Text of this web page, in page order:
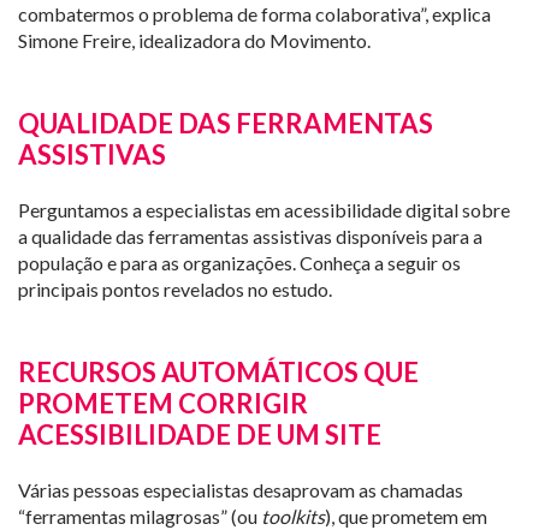
combatermos o problema de forma colaborativa”, explica
Simone Freire, idealizadora do Movimento.
QUALIDADE DAS FERRAMENTAS
ASSISTIVAS
Perguntamos a especialistas em acessibilidade digital sobre
a qualidade das ferramentas assistivas disponíveis para a
população e para as organizações. Conheça a seguir os
principais pontos revelados no estudo.
RECURSOS AUTOMÁTICOS QUE
PROMETEM CORRIGIR
ACESSIBILIDADE DE UM SITE
Várias pessoas especialistas desaprovam as chamadas
“ferramentas milagrosas” (ou toolkits), que prometem em